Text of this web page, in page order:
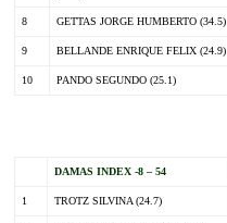
8 GETTAS JORGE HUMBERTO (34.5)
9 BELLANDE ENRIQUE FELIX (24.9)
10 PANDO SEGUNDO (25.1)
DAMAS INDEX -8 – 54
1 TROTZ SILVINA (24.7)